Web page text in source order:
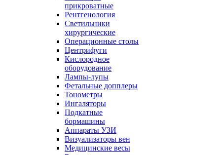
прикроватные
Рентгенология
Светильники
хирургические
Операционные столы
Центрифуги
Кислородное
оборудование
Лампы-лупы
Фетальные допплеры
Тонометры
Ингаляторы
Подкатные
бормашины
Аппараты УЗИ
Визуализаторы вен
Медицинские весы